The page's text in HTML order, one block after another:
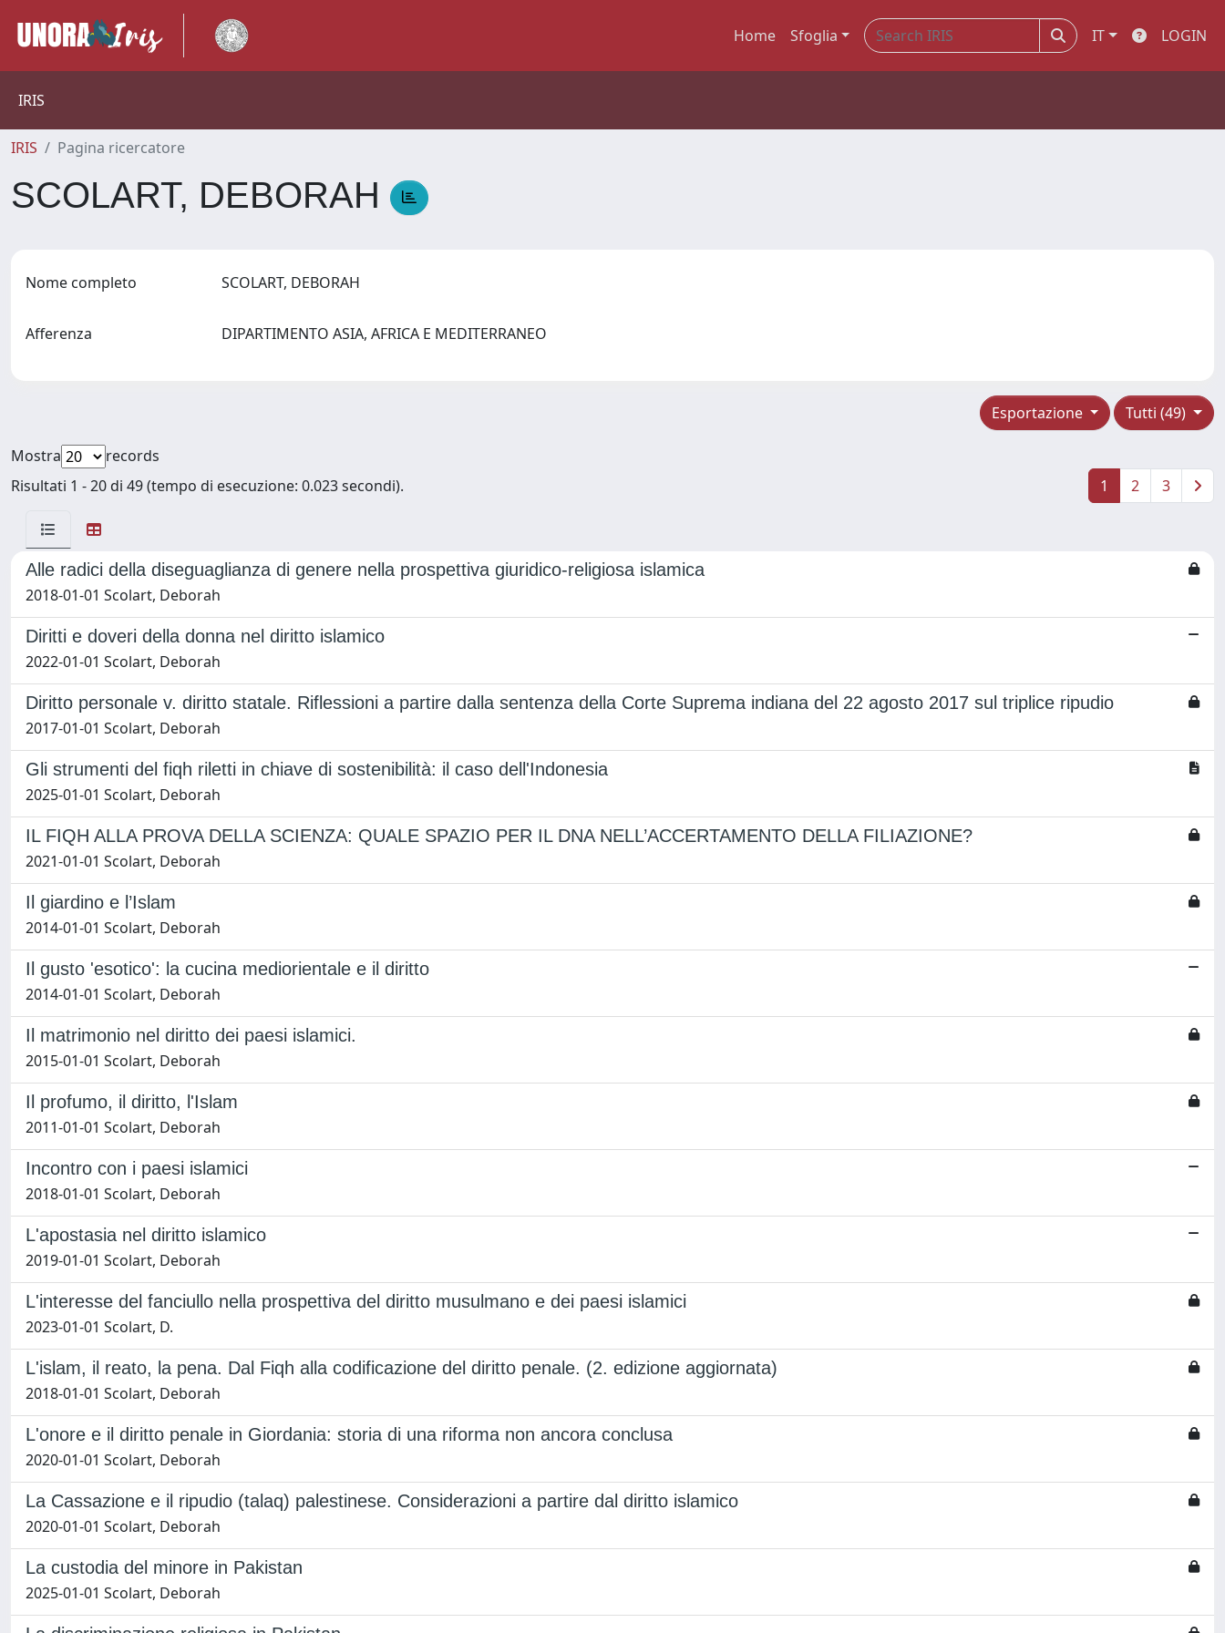
Home Sfoglia IT LOGIN
IRIS
IRIS Pagina ricercatore
SCOLART, DEBORAH
Nome completo SCOLART, DEBORAH
Afferenza DIPARTIMENTO ASIA, AFRICA E MEDITERRANEO
Tutti (49)
Esportazione
Mostra
records
Risultati 1 - 20 di 49 (tempo di esecuzione: 0.023 secondi).
1 2 3
Alle radici della diseguaglianza di genere nella prospettiva giuridico-religiosa islamica
2018-01-01 Scolart, Deborah
Diritti e doveri della donna nel diritto islamico
2022-01-01 Scolart, Deborah
Diritto personale v. diritto statale. Riflessioni a partire dalla sentenza della Corte Suprema indiana del 22 agosto 2017 sul triplice ripudio
2017-01-01 Scolart, Deborah
Gli strumenti del fiqh riletti in chiave di sostenibilità: il caso dell'Indonesia
2025-01-01 Scolart, Deborah
IL FIQH ALLA PROVA DELLA SCIENZA: QUALE SPAZIO PER IL DNA NELL’ACCERTAMENTO DELLA FILIAZIONE?
2021-01-01 Scolart, Deborah
Il giardino e l’Islam
2014-01-01 Scolart, Deborah
Il gusto 'esotico': la cucina mediorientale e il diritto
2014-01-01 Scolart, Deborah
Il matrimonio nel diritto dei paesi islamici.
2015-01-01 Scolart, Deborah
Il profumo, il diritto, l'Islam
2011-01-01 Scolart, Deborah
Incontro con i paesi islamici
2018-01-01 Scolart, Deborah
L'apostasia nel diritto islamico
2019-01-01 Scolart, Deborah
L'interesse del fanciullo nella prospettiva del diritto musulmano e dei paesi islamici
2023-01-01 Scolart, D.
L'islam, il reato, la pena. Dal Fiqh alla codificazione del diritto penale. (2. edizione aggiornata)
2018-01-01 Scolart, Deborah
L'onore e il diritto penale in Giordania: storia di una riforma non ancora conclusa
2020-01-01 Scolart, Deborah
La Cassazione e il ripudio (talaq) palestinese. Considerazioni a partire dal diritto islamico
2020-01-01 Scolart, Deborah
La custodia del minore in Pakistan
2025-01-01 Scolart, Deborah